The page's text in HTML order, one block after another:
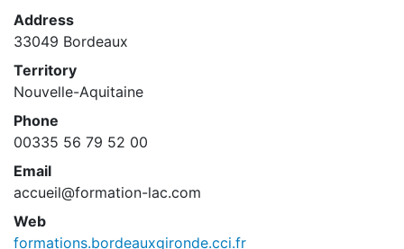
Address
33049 Bordeaux
Territory
Nouvelle-Aquitaine
Phone
00335 56 79 52 00
Email
accueil@formation-lac.com
Web
formations.bordeauxgironde.cci.fr